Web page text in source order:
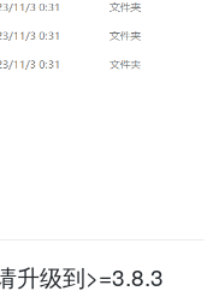
升级到>=3.8.3